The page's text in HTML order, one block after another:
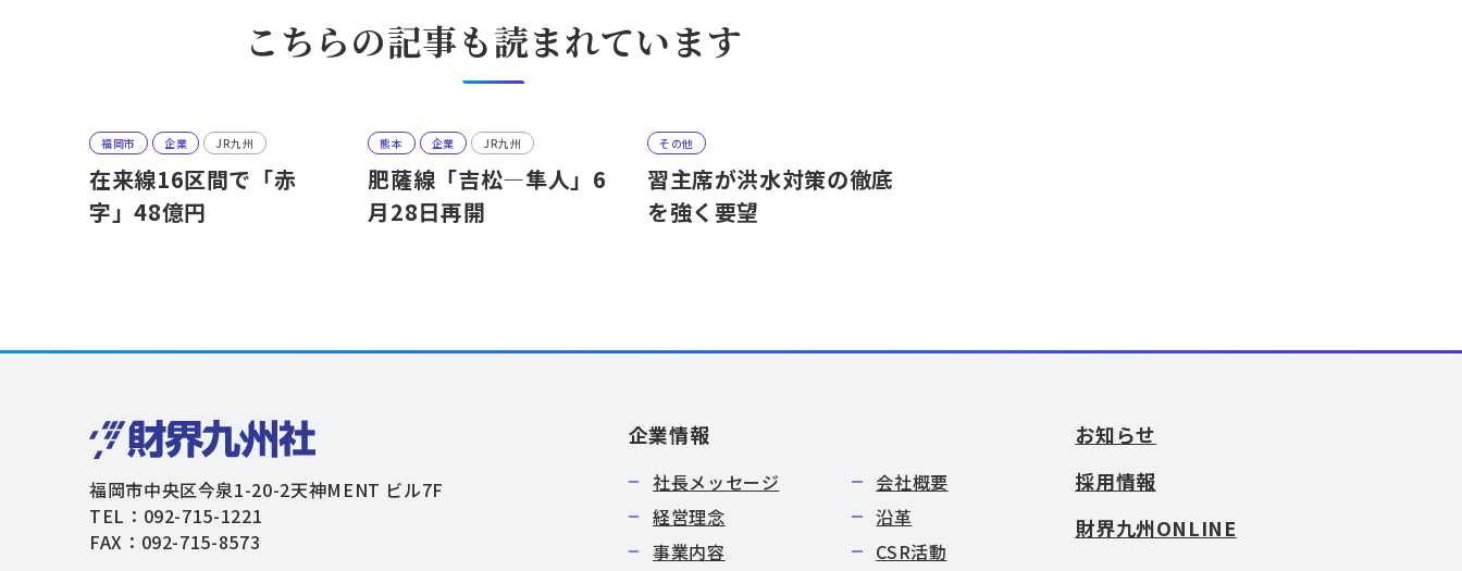
こちらの記事も読まれています
福岡市 企業 JR九州
在来線16区間で「赤
字」48億円
熊本 企業 JR九州
肥薩線「吉松—隼人」6
月28日再開
その他
習主席が洪水対策の徹底
を強く要望
福岡市中央区今泉1-20-2天神MENT ビル7F
TEL：092-715-1221
FAX：092-715-8573
企業情報
社長メッセージ
会社概要
経営理念
沿革
事業内容
CSR活動
お知らせ
採用情報
財界九州ONLINE